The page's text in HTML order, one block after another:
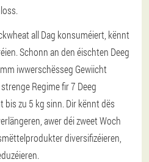
all Dag konsuméiert, kënnt
Schonn an den éischten Deeg
iwwerschësseg Gewiicht
Regime fir 7 Deeg
bis zu 5 kg sinn. Dir kënnt dës
awer déi zweet Woch
diversifizéieren,